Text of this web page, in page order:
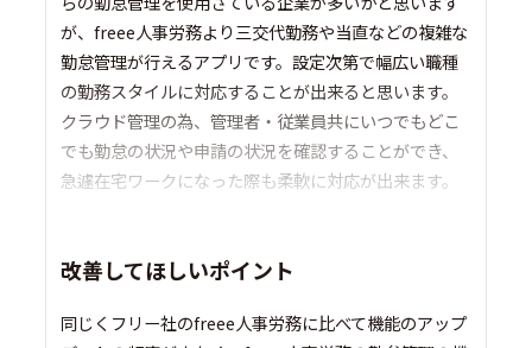
が、freee人事労務より三交代勤務や当直などの複雑な
勤怠管理が行えるアプリです。設定次第で幅広い職種
の勤務スタイルに対応することが出来ると思います。
クラウド管理の為、管理者・従業員共にいつでもどこ
でも勤怠の状況や申請の状況を確認することができ、
急遽在宅ワークになった際も柔軟に対応が出来ます。
改善してほしいポイント
同じくフリー社のfreee人事労務に比べて機能のアップ